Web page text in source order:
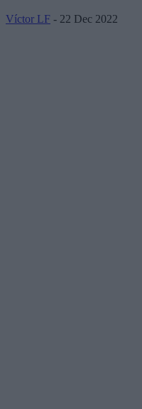
Víctor LF - 22 Dec 2022